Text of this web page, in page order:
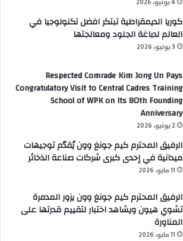
4 يونيو، 2026
كوريا الديمقراطية تبتكر افضل تكنولوجيا في
العالم لدباغة الجلود ومعالجتها
3 يونيو، 2026
Respected Comrade Kim Jong Un Pays
Congratulatory Visit to Central Cadres Training
School of WPK on Its 80th Founding
Anniversary
2 يونيو، 2026
الرفيق المحترم كيم جونغ وون يُقدّم توجيهات
ميدانية في إحدى كبرى شركات صناعة الذخائر
11 مايو، 2026
الرفيق المحترم كيم جونغ وون يزور المدمرة
تشوي هيون ويشاهد اختبار لتقييم قدرتها على
المناورة
11 مايو، 2026